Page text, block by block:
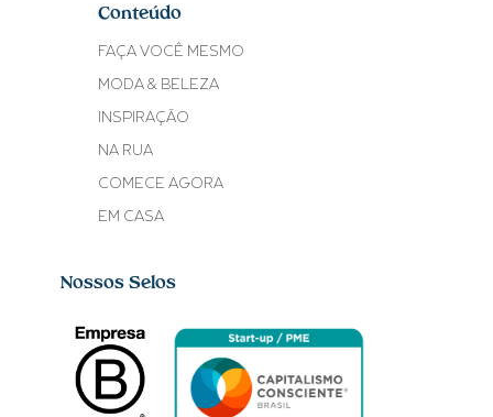
Conteúdo
FAÇA VOCÊ MESMO
MODA & BELEZA
INSPIRAÇÃO
NA RUA
COMECE AGORA
EM CASA
Nossos Selos